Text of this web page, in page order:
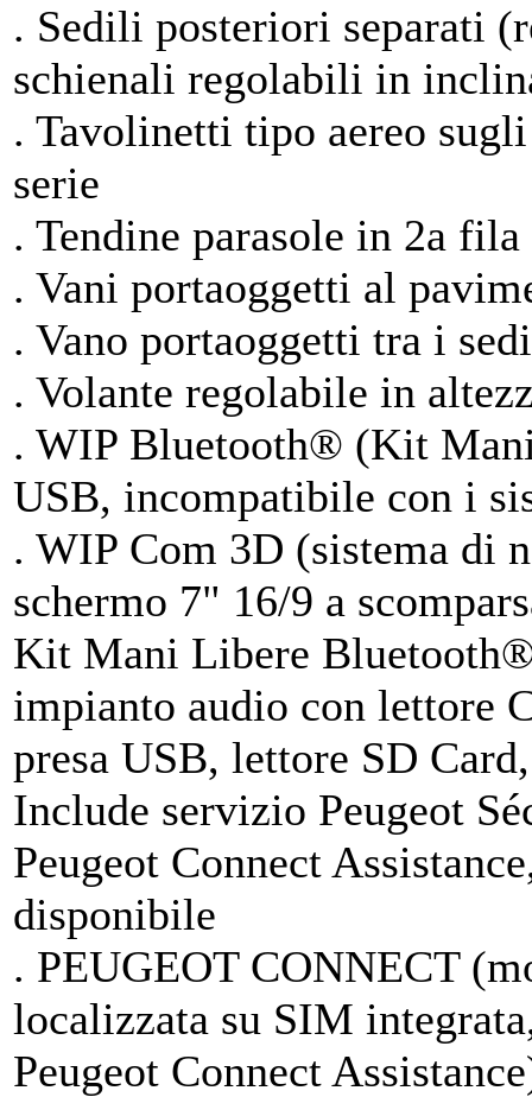
. Sedili posteriori separati
schienali regolabili in
. Tavolinetti tipo aereo
serie
. Tendine parasole in 2a
. Vani portaoggetti al
. Vano portaoggetti tra i
. Volante regolabile in
. WIP Bluetooth® (Kit
USB, incompatibile con i
. WIP Com 3D (sistema di
schermo 7" 16/9 a
Kit Mani Libere
impianto audio con lettore
presa USB, lettore SD
Include servizio Peugeot
Peugeot Connect
disponibile
. PEUGEOT CONNECT
localizzata su SIM
Peugeot Connect